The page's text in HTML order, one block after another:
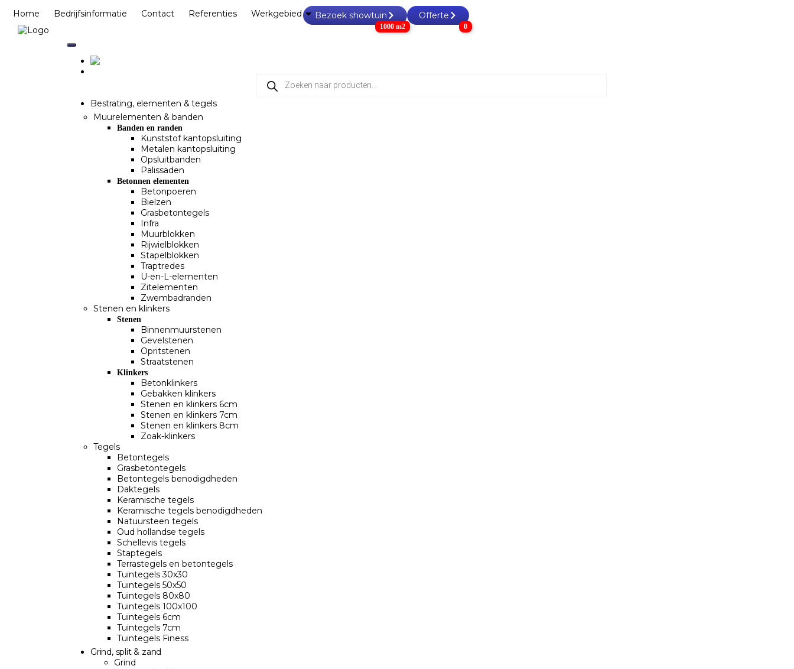
Home Bedrijfsinformatie Contact Referenties Werkgebied Bezoek showtuin
1000 m2
Offerte
0
Bestrating, elementen & tegels
Muurelementen & banden
Banden en randen
Kunststof kantopsluiting
Metalen kantopsluiting
Opsluitbanden
Palissaden
Betonnen elementen
Betonpoeren
Bielzen
Grasbetontegels
Infra
Muurblokken
Rijwielblokken
Stapelblokken
Traptredes
U-en-L-elementen
Zitelementen
Zwembadranden
Stenen en klinkers
Stenen
Binnenmuurstenen
Gevelstenen
Opritstenen
Straatstenen
Klinkers
Betonklinkers
Gebakken klinkers
Stenen en klinkers 6cm
Stenen en klinkers 7cm
Stenen en klinkers 8cm
Zoak-klinkers
Tegels
Betontegels
Grasbetontegels
Betontegels benodigdheden
Daktegels
Keramische tegels
Keramische tegels benodigdheden
Natuursteen tegels
Oud hollandse tegels
Schellevis tegels
Staptegels
Terrastegels en betontegels
Tuintegels 30x30
Tuintegels 50x50
Tuintegels 80x80
Tuintegels 100x100
Tuintegels 6cm
Tuintegels 7cm
Tuintegels Finess
Grind, split & zand
Grind